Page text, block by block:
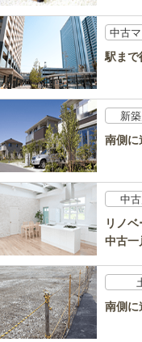
中古
駅ま
新
南側に
中
リノ
中古一
南側